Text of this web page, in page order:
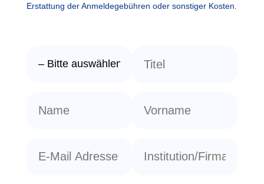
Erstattung der Anmeldegebühren oder sonstiger Kosten.